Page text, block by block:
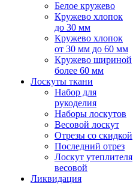
Белое кружево
Кружево хлопок
до 30 мм
Кружево хлопок
от 30 мм до 60 мм
Кружево шириной
более 60 мм
Лоскуты ткани
Набор для
рукоделия
Наборы лоскутов
Весовой лоскут
Отрезы со скидкой
Последний отрез
Лоскут утеплителя
весовой
Ликвидация